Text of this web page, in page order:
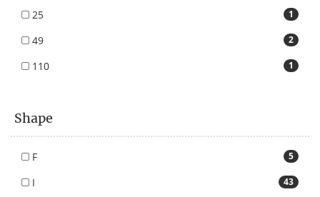
1
25
2
49
1
110
Shape
5
F
43
I